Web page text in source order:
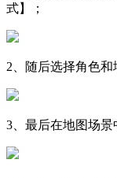
式】；
2、随后选择角色和
3、最后在地图场景